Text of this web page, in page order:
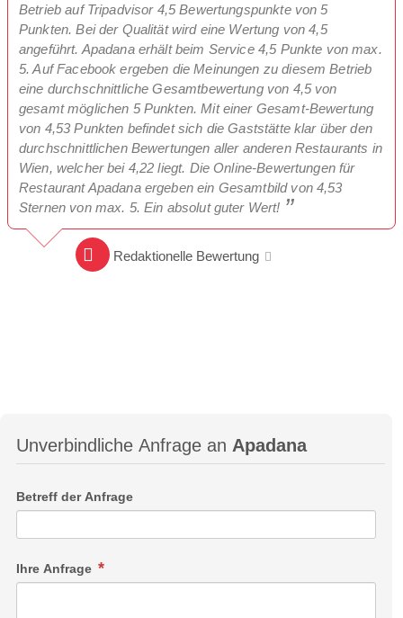
Betrieb auf Tripadvisor 4,5 Bewertungspunkte von 5
Punkten. Bei der Qualität wird eine Wertung von 4,5
angeführt. Apadana erhält beim Service 4,5 Punkte von max.
5. Auf Facebook ergeben die Meinungen zu diesem Betrieb
eine durchschnittliche Gesamtbewertung von 4,5 von
gesamt möglichen 5 Punkten. Mit einer Gesamt-Bewertung
von 4,53 Punkten befindet sich die Gaststätte klar über den
durchschnittlichen Bewertungen aller anderen Restaurants in
Wien, welcher bei 4,22 liegt. Die Online-Bewertungen für
Restaurant Apadana ergeben ein Gesamtbild von 4,53
Sternen von max. 5. Ein absolut guter Wert!
Redaktionelle Bewertung
Unverbindliche Anfrage an Apadana
Betreff der Anfrage
Ihre Anfrage